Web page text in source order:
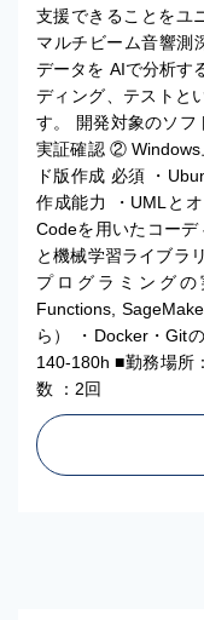
支援できることをユ
マルチビーム音響測
データを AIで分析す
ディング、テストと
す。 開発対象のソ
実証確認 ② Windows
ド版作成 必須 ・
作成能力 ・UMLと
Codeを用いたコー
と機械学習ライブラ
プログラミング
Functions,
ら） ・Docker・Git
140-180h ■勤務場所
数 ：2回